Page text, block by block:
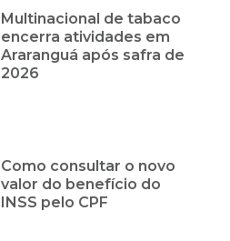
Multinacional de tabaco
encerra atividades em
Araranguá após safra de
2026
Como consultar o novo
valor do benefício do
INSS pelo CPF